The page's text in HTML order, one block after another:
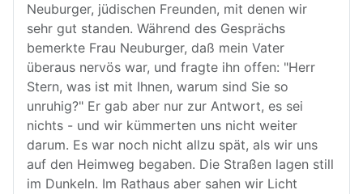
Neuburger, jüdischen Freunden, mit denen wir
sehr gut standen. Während des Gesprächs
bemerkte Frau Neuburger, daß mein Vater
überaus nervös war, und fragte ihn offen: "Herr
Stern, was ist mit Ihnen, warum sind Sie so
unruhig?" Er gab aber nur zur Antwort, es sei
nichts - und wir kümmerten uns nicht weiter
darum. Es war noch nicht allzu spät, als wir uns
auf den Heimweg begaben. Die Straßen lagen still
im Dunkeln. Im Rathaus aber sahen wir Licht